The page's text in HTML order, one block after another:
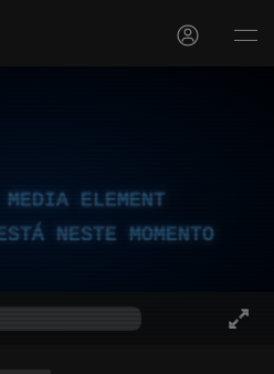
ELEMENT
NESTE MOMENTO